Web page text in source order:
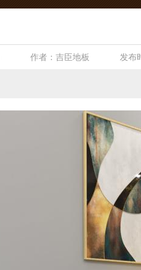
作者：吉臣地板 发布